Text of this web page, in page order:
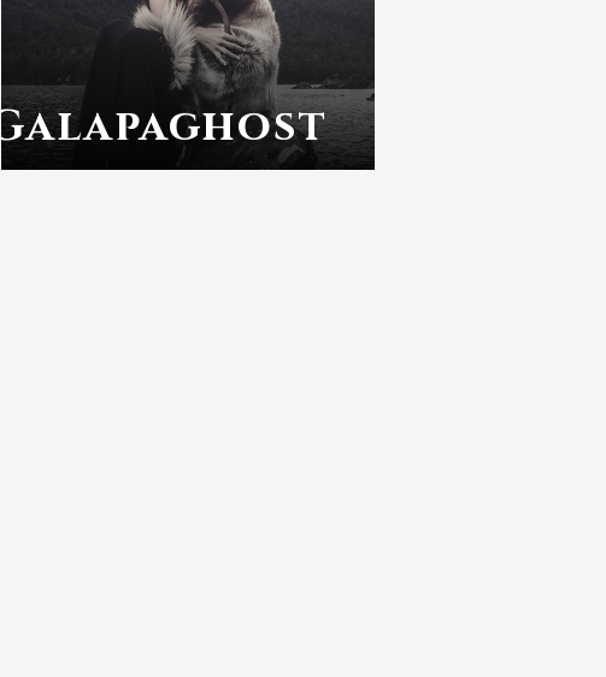
Galapaghost